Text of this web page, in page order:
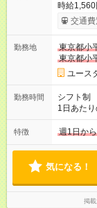
時給
考慮して決定します 【収入
間×4回=4万9,920円 週3回勤
9,600円 【試用期間】試用期間あり 試用期間の長さ：2ヶ月
※ 雇用形
形態：本
交通費
勤務地
東京都小
東京都小
ユース
勤務時間
シフト制
1日あた
の間で8時間勤
なし ＊＊ 勤務時間例 ＊＊ ■8時から17時 ■9時から18時 ■10
定（毎週
特徴 週1日か
気になる！
掲